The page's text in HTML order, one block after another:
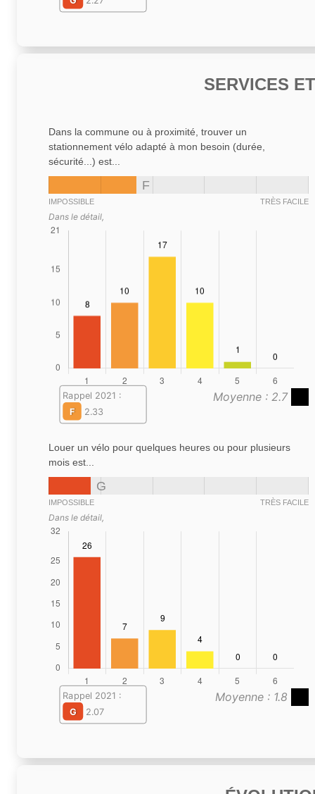
SERVICES
Dans la commune ou à proximité, trouver un
stationnement vélo adapté à mon besoin (durée,
sécurité...) est...
F
IMPOSSIBLE TRÈS FACILE
Dans le détail,
Moyenne : 2.7
Rappel 2021 :
F
2.33
Louer un vélo pour quelques heures ou pour plusieurs
mois est...
G
IMPOSSIBLE TRÈS FACILE
Dans le détail,
Moyenne : 1.8
Rappel 2021 :
G
2.07